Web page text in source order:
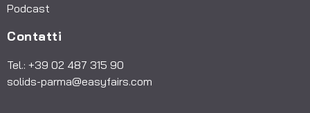
Podcast
Contatti
Tel.: +39 02 487 315 90
solids-parma@easyfairs.com